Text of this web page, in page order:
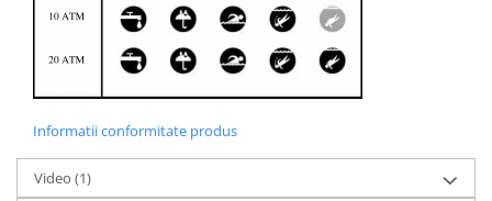
Informatii conformitate produs
Video (1)